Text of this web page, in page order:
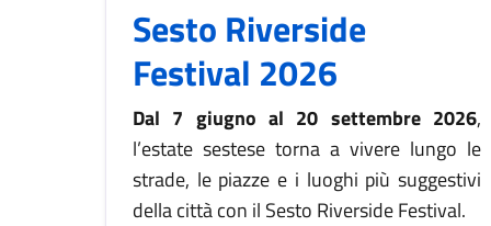
Sesto Riverside
Festival 2026
Dal 7 giugno al 20 settembre 2026,
l’estate sestese torna a vivere lungo le
strade, le piazze e i luoghi più suggestivi
della città con il Sesto Riverside Festival.